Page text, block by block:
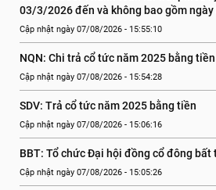
03/3/2026 đến và không bao gồm
Cập nhật ngày 07/08/2026 - 15:55:10
NQN: Chi trả cổ tức năm 2025 bằng tiền
Cập nhật ngày 07/08/2026 - 15:54:28
SDV: Trả cổ tức năm 2025 bằng tiền
Cập nhật ngày 07/08/2026 - 15:06:16
BBT: Tổ chức Đại hội đồng cổ đông bất
Cập nhật ngày 07/08/2026 - 15:05:26